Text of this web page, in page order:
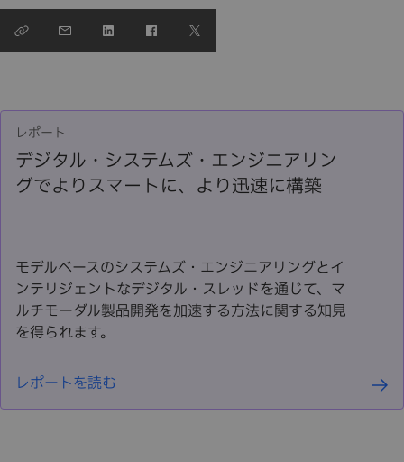
レポート
デジタル・システムズ・エンジニアリン
グでよりスマートに、より迅速に構築
モデルベースのシステムズ・エンジニアリングとイ
ンテリジェントなデジタル・スレッドを通じて、マ
ルチモーダル製品開発を加速する方法に関する知見
を得られます。
レポートを読む